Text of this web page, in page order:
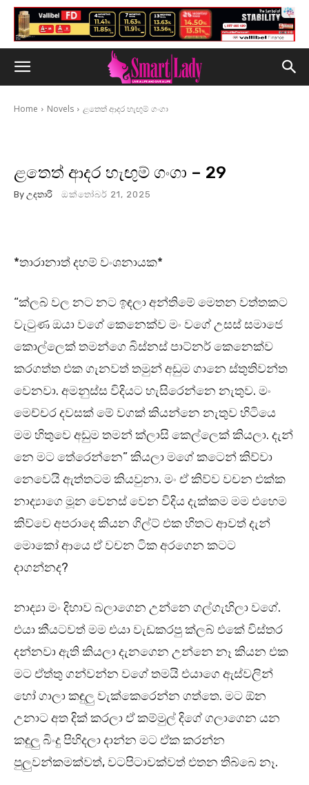
Home Novels ළතෙත් ආදර හැඟුම් ගංගා
ළතෙත් ආදර හැඟුම් ගංගා – 29
By උදතාරි ඔක්තෝබර් 21, 2025
*තාරානාත් දහම් වංශනායක*
“ක්ලබ් වල නට නට ඉඳලා අන්තිමේ මෙතන වත්තකට
වැටුණ ඔයා වගේ කෙනෙක්ව මං වගේ උසස් සමාජෙ
කොල්ලෙක් තමන්ගෙ බිස්නස් පාට්නර් කෙනෙක්ව
කරගත්ත එක ගැනවත් තමුන් අඩුම ගානෙ ස්තුතිවන්ත
වෙනවා. අමනුස්ස විදියට හැසිරෙන්නෙ නැතුව. මං
මෙච්චර දවසක් මේ වගක් කියන්නෙ නැතුව හිටියෙ
මම හිතුවෙ අඩුම තමන් ක්ලාසි කෙල්ලෙක් කියලා. දැන්
නෙ මට තේරෙන්නෙ” කියලා මගේ කටෙන් කිව්වා
නෙවෙයි ඇත්තටම කියවුනා. මං ඒ කිව්ව වචන එක්ක
නාද්‍යාගෙ මූන වෙනස් වෙන විදිය දැක්කම මම එහෙම
කිව්වෙ අපරාදෙ කියන ගිල්ට් එක හිතට ආවත් දැන්
මොකෝ ආයෙ ඒ වචන ටික අරගෙන කටට
දාගන්නද?
නාද්‍යා මං දිහාව බලාගෙන උන්නෙ ගල්ගැහිලා වගේ.
එයා කීයටවත් මම එයා වැඩකරපු ක්ලබ් එකේ විස්තර
දන්නවා ඇති කියලා දැනගෙන උන්නෙ නෑ කියන එක
මට ඒත්තු ගන්වන්න වගේ තමයි එයාගෙ ඇස්වලින්
හෝ ගාලා කඳුලු වැක්කෙරෙන්න ගත්තෙ. මට ඕන
උනාට අත දික් කරලා ඒ කම්මුල් දිගේ ගලාගෙන යන
කඳුලු බිංදු පිහිදලා දාන්න මට ඒක කරන්න
පුලුවන්කමක්වත්, වටපිටාවක්වත් එතන තිබ්බෙ නෑ.